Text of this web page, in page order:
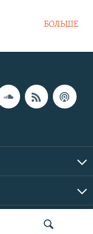
БОЛЬШЕ
права защищены.